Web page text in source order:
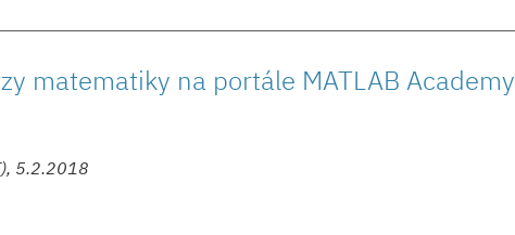
matematiky na portále MATLAB Academy
5.2.2018